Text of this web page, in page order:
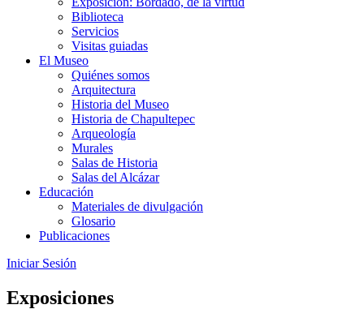
Biblioteca
Servicios
Visitas guiadas
El Museo
Quiénes somos
Arquitectura
Historia del Museo
Historia de Chapultepec
Arqueología
Murales
Salas de Historia
Salas del Alcázar
Educación
Materiales de divulgación
Glosario
Publicaciones
Iniciar Sesión
Exposiciones